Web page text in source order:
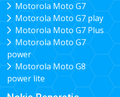
Motorola Moto G7
Motorola Moto G7 play
Motorola Moto G7 Plus
Motorola Moto G7
power
Motorola Moto G8
power lite